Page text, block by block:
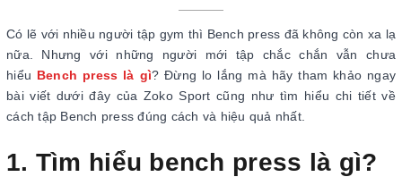
Có lẽ với nhiều người tập gym thì Bench press đã không còn xa lạ
nữa. Nhưng với những người mới tập chắc chắn vẫn chưa
hiểu Bench press là gì? Đừng lo lắng mà hãy tham khảo ngay
bài viết dưới đây của Zoko Sport cũng như tìm hiểu chi tiết về
cách tập Bench press đúng cách và hiệu quả nhất.
1. Tìm hiểu bench press là gì?